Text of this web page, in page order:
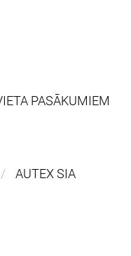
PASĀKUMIEM
AUTEX SIA